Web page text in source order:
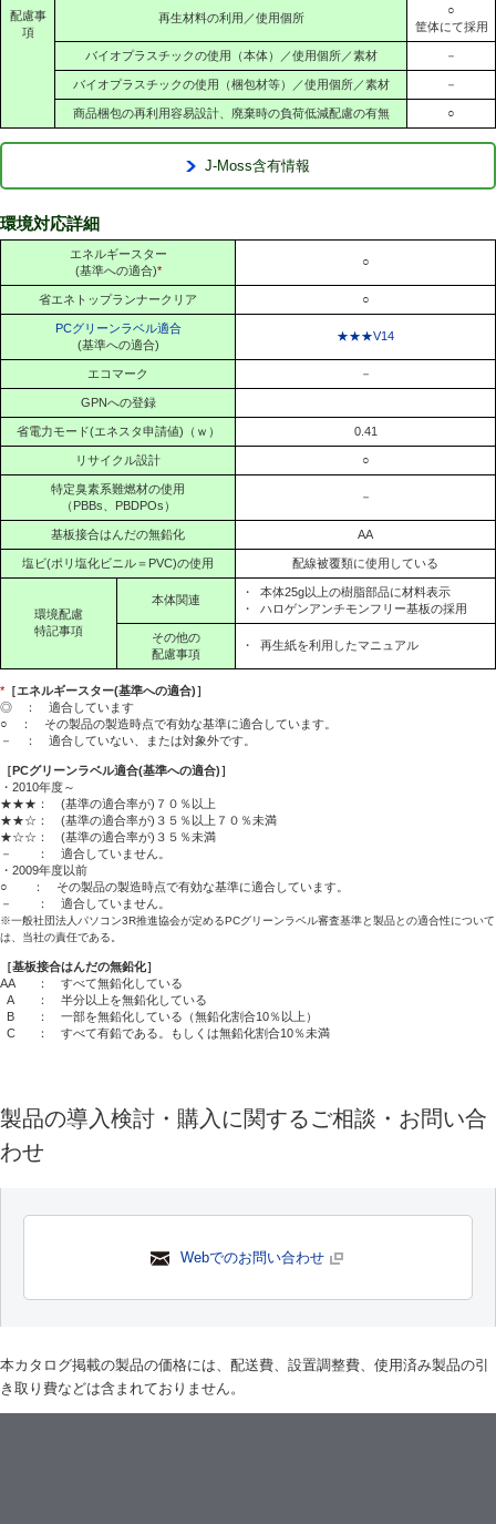
配慮事
項
再生材料の利用／使用個所
○
筐体にて採用
バイオプラスチックの使用（本体）／使用個所／素材 －
バイオプラスチックの使用（梱包材等）／使用個所／素材 －
商品梱包の再利用容易設計、廃棄時の負荷低減配慮の有無 ○
J-Moss含有情報
環境対応詳細
エネルギースター
(基準への適合)*
○
省エネトップランナークリア ○
PCグリーンラベル適合
(基準への適合)
★★★V14
エコマーク －
GPNへの登録
省電力モード(エネスタ申請値)（ｗ） 0.41
リサイクル設計 ○
特定臭素系難燃材の使用
（PBBs、PBDPOs）
－
基板接合はんだの無鉛化 AA
塩ビ(ポリ塩化ビニル＝PVC)の使用 配線被覆類に使用している
環境配慮
特記事項
本体関連
・
本体25g以上の樹脂部品に材料表示
・
ハロゲンアンチモンフリー基板の採用
その他の
配慮事項
・ 再生紙を利用したマニュアル
* ［エネルギースター(基準への適合)］
◎ ： 適合しています
○ ： その製品の製造時点で有効な基準に適合しています。
－ ： 適合していない、または対象外です。
［PCグリーンラベル適合(基準への適合)］
・2010年度～
★★★： (基準の適合率が)７０％以上
★★☆： (基準の適合率が)３５％以上７０％未満
★☆☆： (基準の適合率が)３５％未満
－ ： 適合していません。
・2009年度以前
○ ： その製品の製造時点で有効な基準に適合しています。
－ ： 適合していません。
※一般社団法人パソコン3R推進協会が定めるPCグリーンラベル審査基準と製品との適合性について
は、当社の責任である。
［基板接合はんだの無鉛化］
AA
： すべて無鉛化している
A
： 半分以上を無鉛化している
B
： 一部を無鉛化している（無鉛化割合10％以上）
C
： すべて有鉛である。もしくは無鉛化割合10％未満
製品の導入検討・購入に関するご相談・お問い合
わせ
Webでのお問い合わせ
本カタログ掲載の製品の価格には、配送費、設置調整費、使用済み製品の引
き取り費などは含まれておりません。